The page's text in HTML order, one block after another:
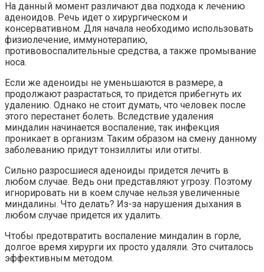
На данный момент различают два подхода к лечению
аденоидов. Речь идет о хирургическом и
консервативном. Для начала необходимо использовать
физиолечение, иммунотерапию,
противовоспалительные средства, а также промывание
носа.
Если же аденоиды не уменьшаются в размере, а
продолжают разрастаться, то придется прибегнуть их
удалению. Однако не стоит думать, что человек после
этого перестанет болеть. Вследствие удаления
миндалин начинается воспаление, так инфекция
проникает в организм. Таким образом на смену данному
заболеванию придут тонзиллиты или отиты.
Сильно разросшиеся аденоиды придется лечить в
любом случае. Ведь они представляют угрозу. Поэтому
игнорировать ни в коем случае нельзя увеличенные
миндалины. Что делать? Из-за нарушения дыхания в
любом случае придется их удалить.
Чтобы предотвратить воспаление миндалин в горле,
долгое время хирурги их просто удаляли. Это считалось
эффективным методом.